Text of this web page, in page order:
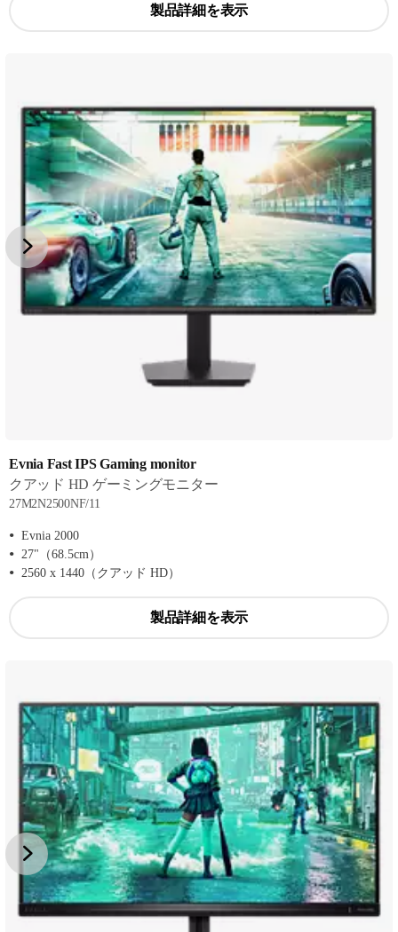
製品詳細を表示
Evnia Fast IPS Gaming monitor
クアッド HD ゲーミングモニター
27M2N2500NF/11
Evnia 2000
27"（68.5cm）
2560 x 1440（クアッド HD）
製品詳細を表示